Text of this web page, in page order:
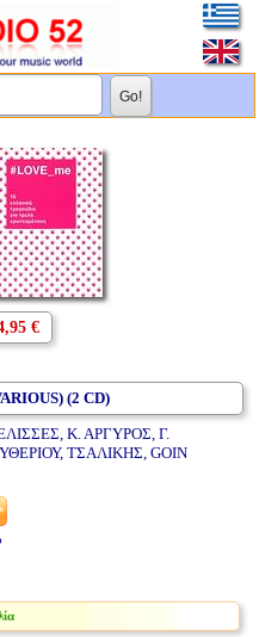
€
(2 CD)
Κ. ΑΡΓΥΡΟΣ, Γ.
ΤΣΑΛΙΚΗΣ, GOIN